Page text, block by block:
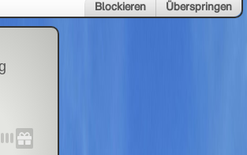
Blockieren Überspringen